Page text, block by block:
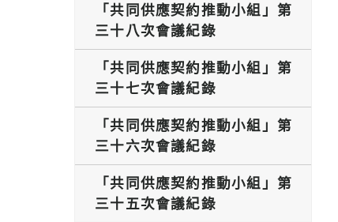
「共同供應契約推動小組」第
三十八次會議紀錄
「共同供應契約推動小組」第
三十七次會議紀錄
「共同供應契約推動小組」第
三十六次會議紀錄
「共同供應契約推動小組」第
三十五次會議紀錄